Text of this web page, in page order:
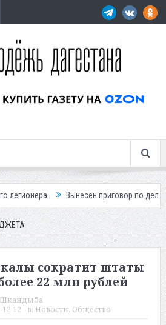
Вынесен приговор по делу о
сократит штаты
22 млн рублей
Шкандыба
12:12 в: Новости, Общество